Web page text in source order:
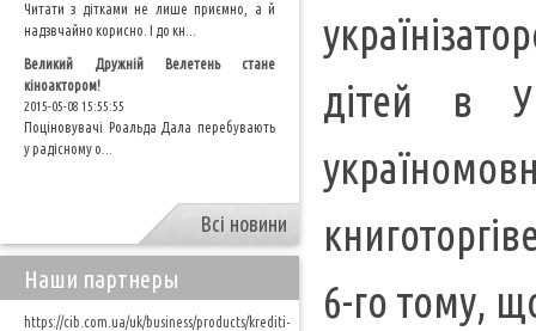
дітей в
6-го тому,
Читати з дітками не лише приємно, а й
надзвчайно корисно. І до кн...
Великий Дружній Велетень стане
кіноактором!
2015-05-08 15:55:55
Поціновувачі Роальда Дала перебувають
у радісному о...
Всі новини
Наши партнеры
https://cib.com.ua/uk/business/products/krediti-